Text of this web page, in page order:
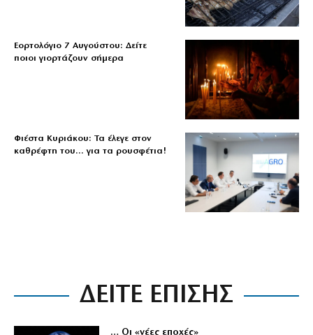
Εορτολόγιο 7 Αυγούστου: Δείτε
ποιοι γιορτάζουν σήμερα
Φιέστα Κυριάκου: Τα έλεγε στον
καθρέφτη του… για τα ρουσφέτια!
ΔΕΙΤΕ ΕΠΙΣΗΣ
… Οι «νέες εποχές»